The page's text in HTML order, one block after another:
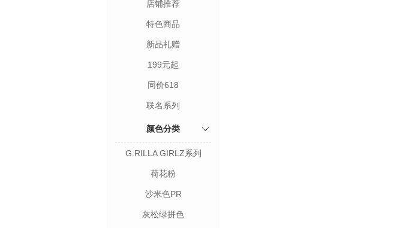
店铺推荐
特色商品
新品礼赠
199元起
同价618
联名系列
颜色分类
G.RILLA GIRLZ系列
荷花粉
沙米色PR
灰松绿拼色